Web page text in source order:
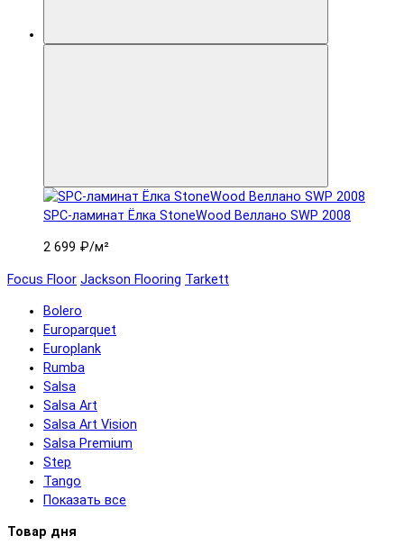
SPC-ламинат Ëлка StoneWood Веллано SWP 2008
2 699 ₽/м²
Focus Floor Jackson Flooring Tarkett
Bolero
Europarquet
Europlank
Rumba
Salsa
Salsa Art
Salsa Art Vision
Salsa Premium
Step
Tango
Показать все
Товар дня